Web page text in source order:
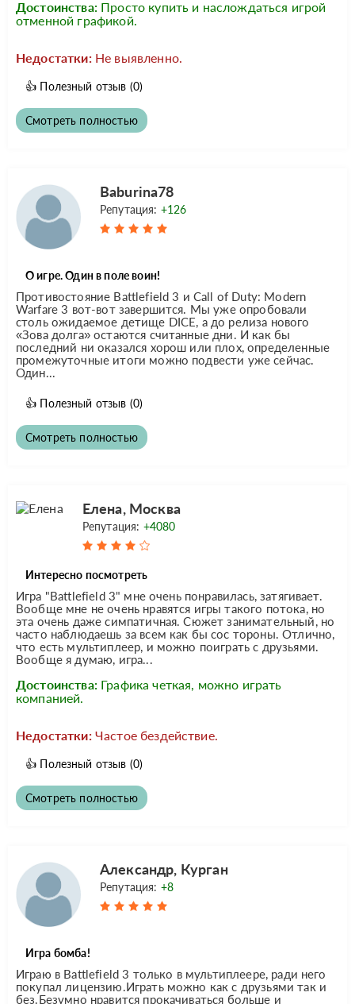
Достоинства: Просто купить и наслождаться игрой
отменной графикой.
Недостатки: Не выявленно.
👍 Полезный отзыв (0)
Смотреть полностью
Baburina78
Репутация: +126
О игре. Один в поле воин!
Противостояние Battlefield 3 и Call of Duty: Modern
Warfare 3 вот-вот завершится. Мы уже опробовали
столь ожидаемое детище DICE, а до релиза нового
«Зова долга» остаются считанные дни. И как бы
последний ни оказался хорош или плох, определенные
промежуточные итоги можно подвести уже сейчас.
Один...
👍 Полезный отзыв (0)
Смотреть полностью
Елена, Москва
Репутация: +4080
Интересно посмотреть
Игра "Battlefield 3" мне очень понравилась, затягивает.
Вообще мне не очень нравятся игры такого потока, но
эта очень даже симпатичная. Сюжет занимательный, но
часто наблюдаешь за всем как бы сос тороны. Отлично,
что есть мультиплеер, и можно поиграть с друзьями.
Вообще я думаю, игра...
Достоинства: Графика четкая, можно играть
компанией.
Недостатки: Частое бездействие.
👍 Полезный отзыв (0)
Смотреть полностью
Александр, Курган
Репутация: +8
Игра бомба!
Играю в Battlefield 3 только в мультиплеере, ради него
покупал лицензию.Играть можно как с друзьями так и
без.Безумно нравится прокачиваться больше и